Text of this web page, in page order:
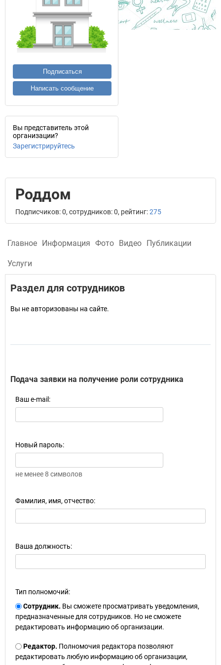
Подписаться
Написать сообщение
Вы представитель этой
организации?
Зарегистрируйтесь
Роддом
Подписчиков: 0, сотрудников: 0, рейтинг:275
Главное Информация Фото Видео Публикации
Услуги
Раздел для сотрудников
Вы не авторизованы на сайте.
Подача заявки на получение роли сотрудника
Ваш e-mail:
Новый пароль:
не менее 8 символов
Фамилия, имя, отчество:
Ваша должность:
Тип полномочий:
Сотрудник. Вы сможете просматривать уведомления,
предназначенные для сотрудников. Но не сможете
редактировать информацию об организации.
Редактор. Полномочия редактора позволяют
редактировать любую информацию об организации,